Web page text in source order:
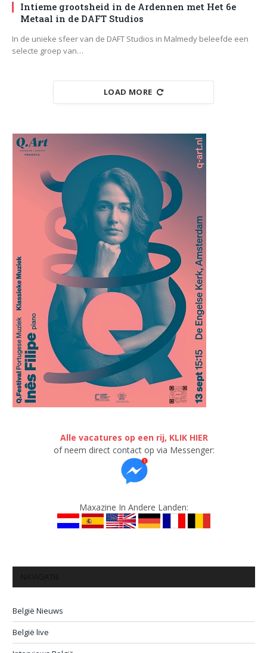
Intieme grootsheid in de Ardennen met Het 6e
Metaal in de DAFT Studios
In de unieke sfeer van de DAFT Studios in Malmedy beleefde een
selecte groep van…
LOAD MORE
Alle vacatures op een rij, KLIK HIER
of neem direct contact op via Messenger:
Maxazine In Andere Landen:
België Nieuws
België live